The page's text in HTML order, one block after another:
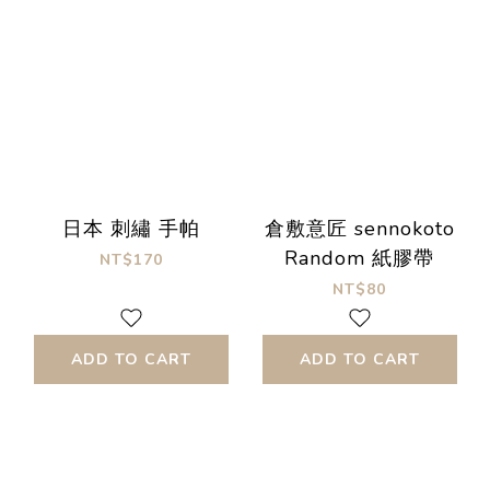
日本 刺繡 手帕
NT$170
ADD TO CART
倉敷意匠 sennokoto
Random 紙膠帶
NT$80
ADD TO CART